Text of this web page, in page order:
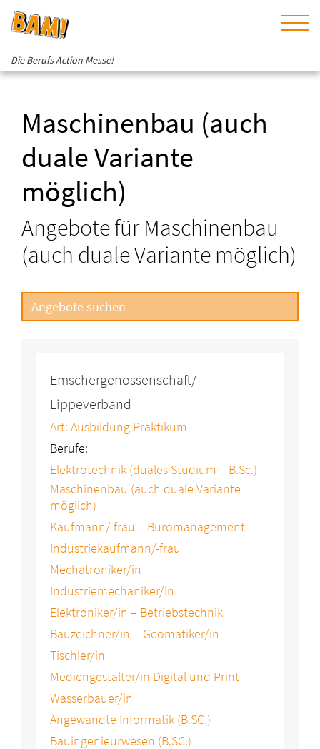
Die Berufs Action Messe!
Maschinenbau (auch
duale Variante
möglich)
Angebote für Maschinenbau
(auch duale Variante möglich)
Emschergenossenschaft/
Lippeverband
Art: Ausbildung Praktikum
Berufe:
Elektrotechnik (duales Studium – B.Sc.)
Maschinenbau (auch duale Variante
möglich)
Kaufmann/-frau – Büromanagement
Industriekaufmann/-frau
Mechatroniker/in
Industriemechaniker/in
Elektroniker/in – Betriebstechnik
Bauzeichner/in
Geomatiker/in
Tischler/in
Mediengestalter/in Digital und Print
Wasserbauer/in
Angewandte Informatik (B.SC.)
Bauingenieurwesen (B.SC.)